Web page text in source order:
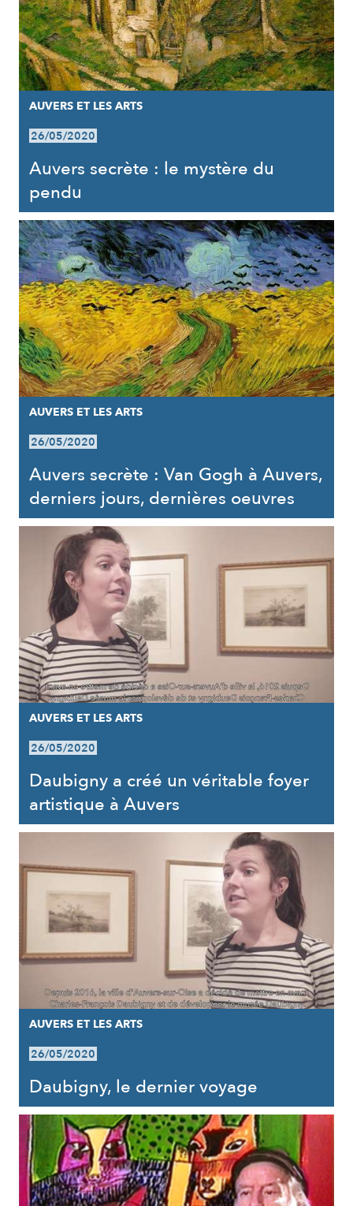
AUVERS ET LES ARTS
26/05/2020
Auvers secrète : le mystère du
pendu
AUVERS ET LES ARTS
26/05/2020
Auvers secrète : Van Gogh à Auvers,
derniers jours, dernières oeuvres
AUVERS ET LES ARTS
26/05/2020
Daubigny a créé un véritable foyer
artistique à Auvers
AUVERS ET LES ARTS
26/05/2020
Daubigny, le dernier voyage